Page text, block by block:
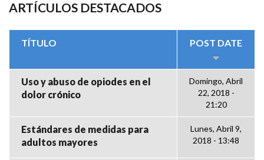
ARTÍCULOS DESTACADOS
TÍTULO POST DATE
Uso y abuso de opiodes en el
dolor crónico
Domingo, Abril
22, 2018 -
21:20
Estándares de medidas para
adultos mayores
Lunes, Abril 9,
2018 - 13:48